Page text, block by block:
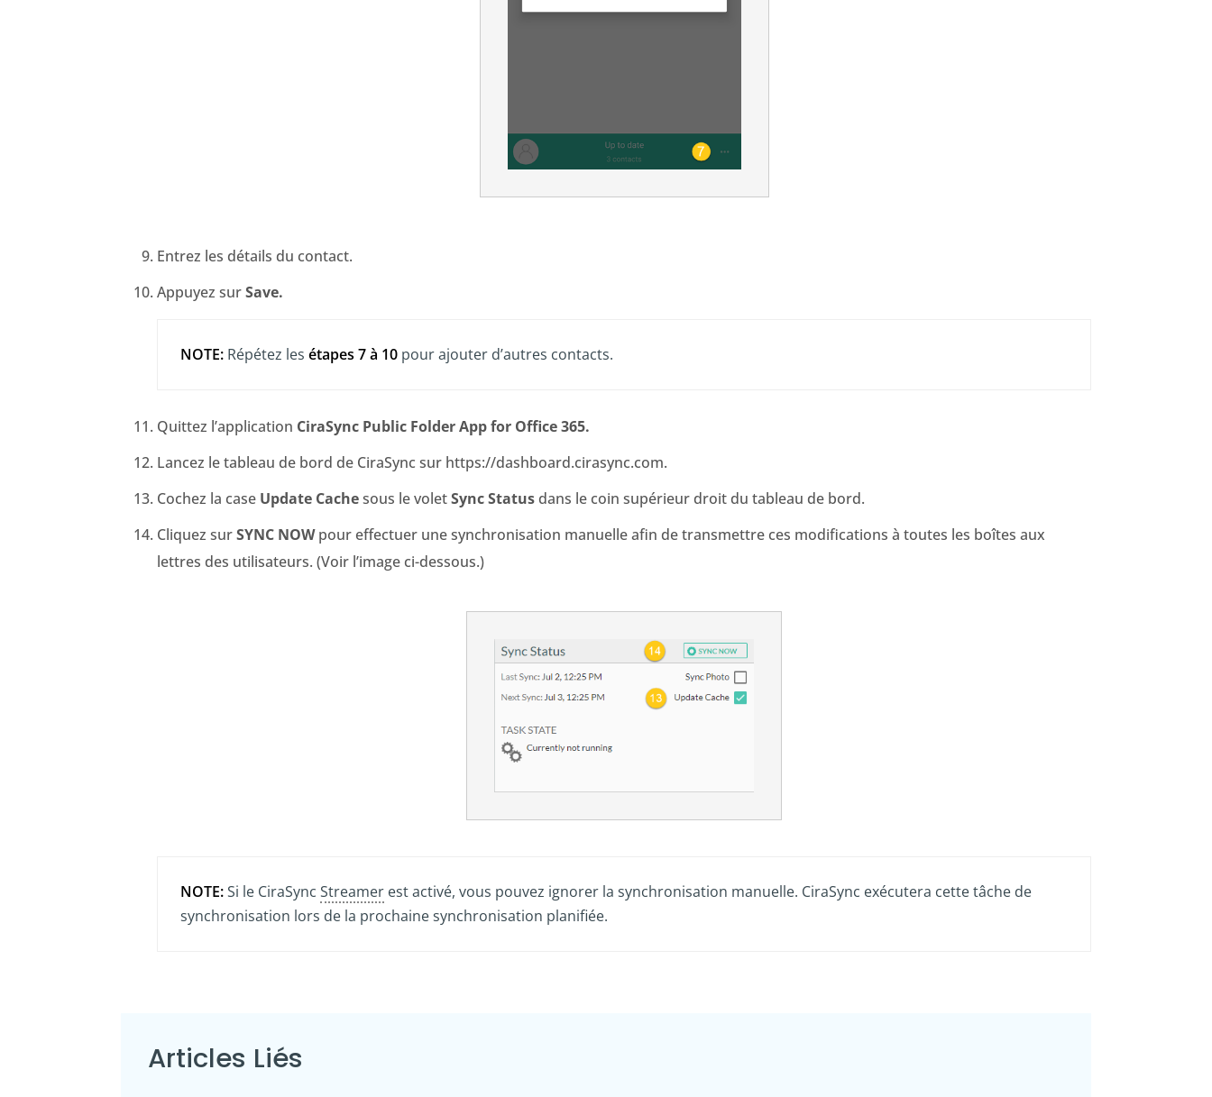
Entrez les détails du contact.
Appuyez surSave.
NOTE: Répétez lesétapes 7 à 10 pour ajouter d’autres contacts.
Quittez l’application CiraSync Public Folder App for Office 365.
Lancez le tableau de bord de CiraSync sur https://dashboard.cirasync.com.
Cochez la case Update Cachesous le voletSync Statusdans le coin supérieur droit du tableau de bord.
Cliquez surSYNC NOWpour effectuer une synchronisation manuelle afin de transmettre ces modifications à toutes les boîtes aux
lettres des utilisateurs. (Voir l’image ci-dessous.)
NOTE:Si le CiraSyncStreamer est activé, vous pouvez ignorer la synchronisation manuelle. CiraSync exécutera cette tâche de
synchronisation lors de la prochaine synchronisation planifiée.
Articles Liés